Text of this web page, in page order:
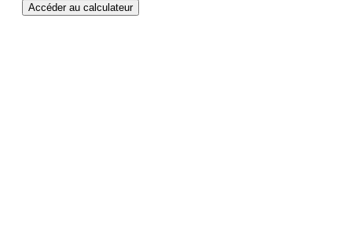
Accéder au calculateur